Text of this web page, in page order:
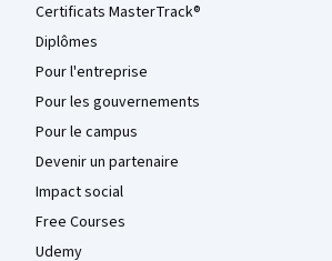
Certificats MasterTrack®
Diplômes
Pour l'entreprise
Pour les gouvernements
Pour le campus
Devenir un partenaire
Impact social
Free Courses
Udemy